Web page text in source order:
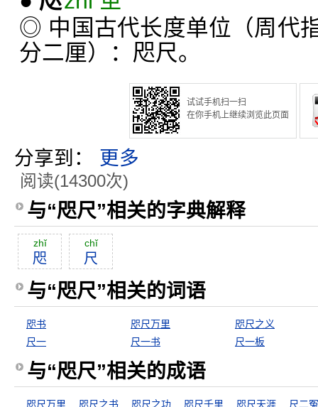
◎ 中国古代长度单位（周代
分二厘）：咫尺。
试试手机扫一扫
在你手机上继续浏览此页面
分享到： 更多
阅读(14300次)
与“咫尺”相关的字典解释
zhĭ
咫
chĭ
尺
与“咫尺”相关的词语
咫书 咫尺万里
咫尺之义
尺一
尺一书 尺一板
与“咫尺”相关的成语
咫尺万里 咫尺之书 咫尺之功 咫尺千里 咫尺天涯 尺二